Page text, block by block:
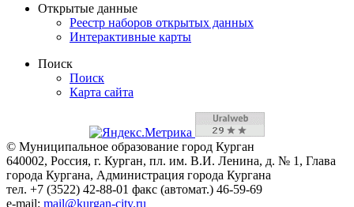
Открытые данные
Реестр наборов открытых данных
Интерактивные карты
Поиск
Поиск
Карта сайта
© Муниципальное образование город Курган
640002, Россия, г. Курган, пл. им. В.И. Ленина, д. № 1, Глава
города Кургана, Администрация города Кургана
тел. +7 (3522) 42-88-01 факс (автомат.) 46-59-69
e-mail: mail@kurgan-city.ru